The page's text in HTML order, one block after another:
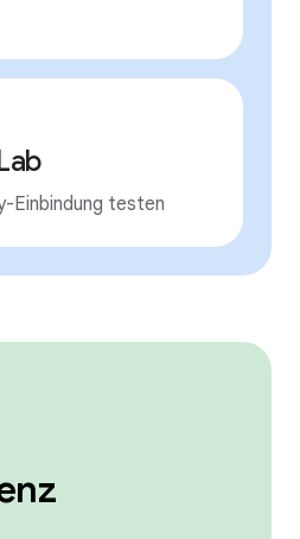
Einbindung testen